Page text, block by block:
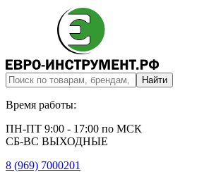
Время работы:
ПН-ПТ 9:00 - 17:00 по МСК
СБ-ВС ВЫХОДНЫЕ
8 (969) 7000201